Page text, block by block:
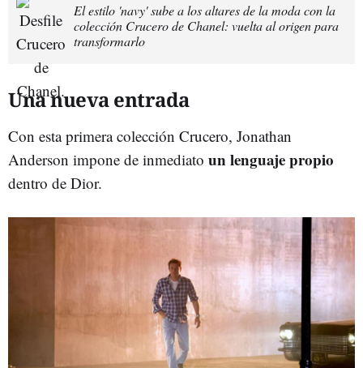
El estilo 'navy' sube a los altares de la moda con la
colección Crucero de Chanel: vuelta al origen para
transformarlo
Una nueva entrada
Con esta primera colección Crucero, Jonathan
Anderson impone de inmediato un lenguaje propio
dentro de Dior.